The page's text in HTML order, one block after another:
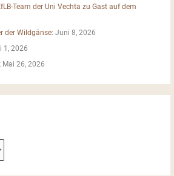
Team der Uni Vechta zu Gast auf dem
der Wildgänse: Juni 8, 2026
1, 2026
Mai 26, 2026